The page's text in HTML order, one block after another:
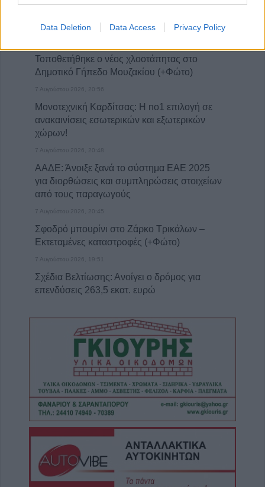
Data Deletion Data Access Privacy Policy
χρηματικό ποσό από ηλικιωμένη
Τοποθετήθηκε ο νέος χλοοτάπητας στο
Δημοτικό Γήπεδο Μουζακίου (+Φώτο)
7 Αυγούστου 2026, 20:56
Μονοτεχνική Καρδίτσας: Η no1 επιλογή σε
ανακαινίσεις εσωτερικών και εξωτερικών
χώρων!
7 Αυγούστου 2026, 20:48
ΑΑΔΕ: Άνοιξε ξανά το σύστημα ΕΑΕ 2025
για διορθώσεις και συμπληρώσεις στοιχείων
από τους παραγωγούς
7 Αυγούστου 2026, 20:45
Σφοδρό μπουρίνι στο Ζάρκο Τρικάλων –
Εκτεταμένες καταστροφές (+Φώτο)
7 Αυγούστου 2026, 19:51
Σχέδια Βελτίωσης: Ανοίγει ο δρόμος για
επενδύσεις 263,5 εκατ. ευρώ
Καταβλήθηκαν 33,58 εκατ. ευρώ σε 67.746
δικαιούχους για την αγορά λιπασμάτων
7 Αυγούστου 2026, 19:35
Η Αγγλική Ποδοσφαιρική Ομοσπονδία
καταργεί τα τσιμεντένια προστατευτικά γύρω
απ’ τον αγωνιστικό χώρο μετά τον θάνατο
ποδοσφαιριστή
7 Αυγούστου 2026, 19:30
Το Σάββατο 8 Αυγούστου η κηδεία της
Μάχης Νίκου
7 Αυγούστου 2026, 19:18